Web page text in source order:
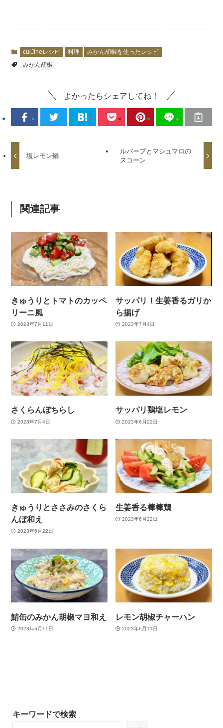
cuiJineレシピ 料理
みかん胡椒を使ったレシピ
みかん胡椒
よかったらシェアしてね！
塩レモン鍋
ルバーブとマシュマロの
スコーン
関連記事
きゅうりとトマトのカッペ
リーニ風
2023年7月11日
サッパリ！生姜香るガリか
ら揚げ
2023年7月4日
さくらんぼちらし
2023年7月4日
サッパリ鶏塩レモン
2023年6月22日
きゅうりとささみのさくら
んぼ和え
2023年6月22日
生姜香る棒棒鶏
2023年6月22日
鯖缶のみかん胡椒マヨ和え
2023年6月11日
レモン胡椒チャーハン
2023年6月11日
キーワードで検索